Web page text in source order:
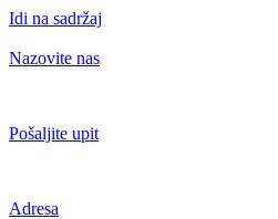
Idi na sadržaj
Nazovite nas
Pošaljite upit
Adresa